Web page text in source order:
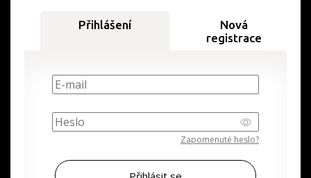
Přihlášení
Nová
registrace
Zapomenuté heslo?